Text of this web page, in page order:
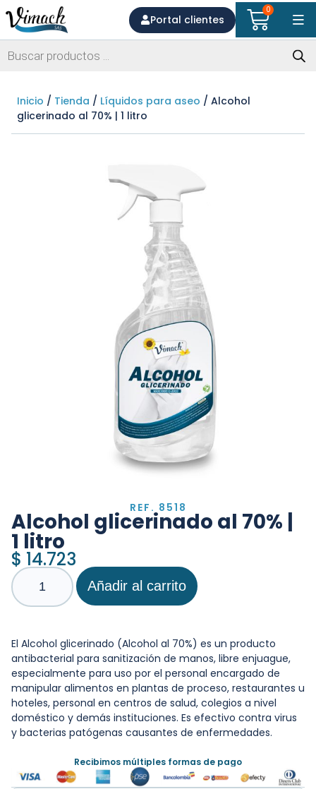
Portal clientes
0
Inicio / Tienda / Líquidos para aseo / Alcohol
glicerinado al 70% | 1 litro
REF. 8518
Alcohol glicerinado al 70% |
1 litro
$ 14.723
Añadir al carrito
El Alcohol glicerinado (Alcohol al 70%) es un producto
antibacterial para sanitización de manos, libre enjuague,
especialmente para uso por el personal encargado de
manipular alimentos en plantas de proceso, restaurantes u
hoteles, personal en centros de salud, colegios a nivel
doméstico y demás instituciones. Es efectivo contra virus
y bacterias patógenas causantes de enfermedades.
Recibimos múltiples formas de pago